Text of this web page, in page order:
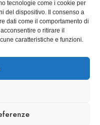
tecnologie come i cookie per
del dispositivo. Il consenso a
dati come il comportamento di
o ritirare il
caratteristiche e funzioni.
22 10128
Torino
SCARICA
ICS